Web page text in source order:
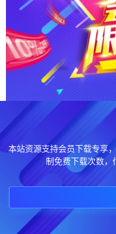
本站资源支持会员下载专享
制免费下载次数，